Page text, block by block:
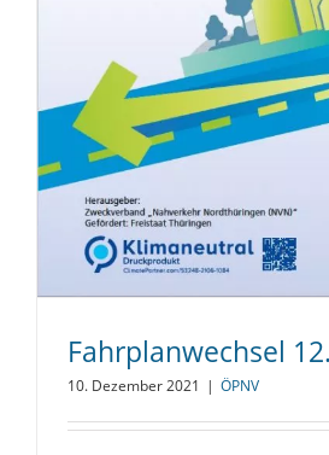
Fahrplanwechsel
10. Dezember 2021 | ÖPNV